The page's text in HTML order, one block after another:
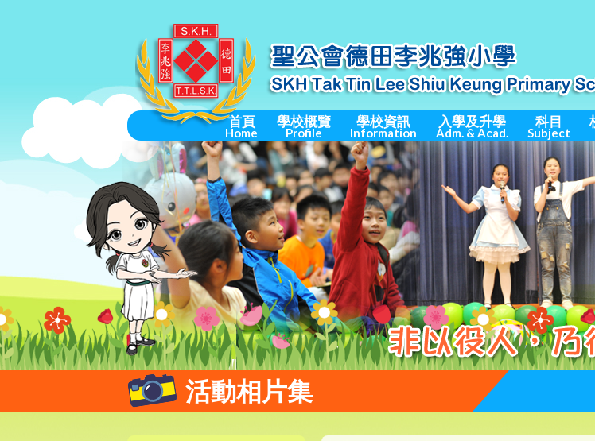
首頁
Home
學校概覽
Profile
學校資訊
Information
入學及升學
Adm. & Acad.
科目
Subject
活動相片集